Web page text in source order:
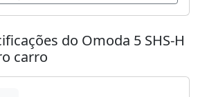
do Omoda 5 SHS-H
carro